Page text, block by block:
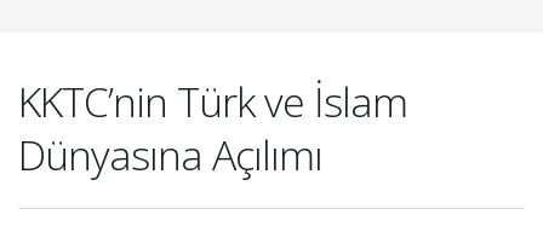
KKTC’nin Türk ve İslam
Dünyasına Açılımı